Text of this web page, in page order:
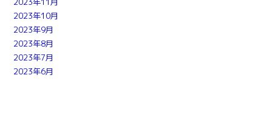
2023年10月
2023年9月
2023年8月
2023年7月
2023年6月